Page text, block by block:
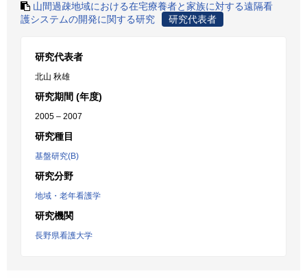
山間過疎地域における在宅療養者と家族に対する遠隔看
護システムの開発に関する研究
研究代表者
研究代表者
北山 秋雄
研究期間 (年度)
2005 – 2007
研究種目
基盤研究(B)
研究分野
地域・老年看護学
研究機関
長野県看護大学